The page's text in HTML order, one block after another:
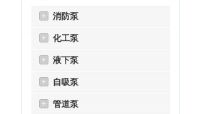
消防泵
化工泵
液下泵
自吸泵
管道泵